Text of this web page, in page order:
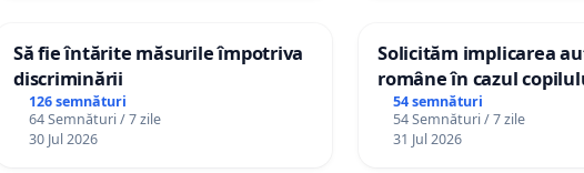
Să fie întărite măsurile împotriva
discriminării
126 semnături
64 Semnături / 7 zile
30 Jul 2026
Solicităm implicarea
române în cazul
Wiliam Kristian
plasament în
54 semnături
54 Semnături / 7 zile
31 Jul 2026